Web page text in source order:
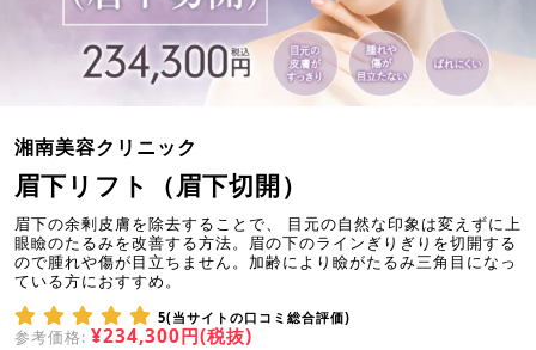
湘南美容クリニック
眉下リフト（眉下切開）
眉下の余剰皮膚を除去することで、 目元の自然な印象は変えずに上
眼瞼のたるみを改善する方法。眉の下のラインぎりぎりを切開する
ので腫れや傷が目立ちません。加齢により瞼がたるみ三角目になっ
ている方におすすめ。
5(当サイトの口コミ総合評価)
参考価格: ¥234,300円(税抜)